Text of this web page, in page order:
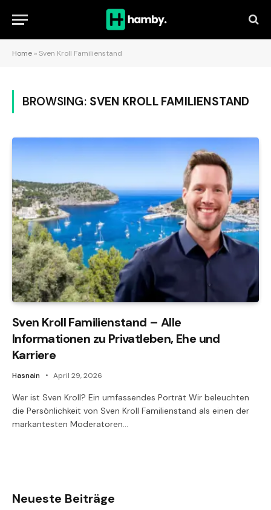
Home »Sven Kroll Familienstand
BROWSING: SVEN KROLL FAMILIENSTAND
Sven Kroll Familienstand – Alle
Informationen zu Privatleben, Ehe und
Karriere
Hasnain April 29, 2026
Wer ist Sven Kroll? Ein umfassendes Porträt Wir beleuchten
die Persönlichkeit von Sven Kroll Familienstand als einen der
markantesten Moderatoren…
Neueste Beiträge